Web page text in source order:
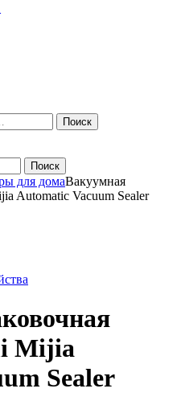
Поиск
Поиск
для домаВакуумная
Automatic Vacuum Sealer
Mijia
Sealer